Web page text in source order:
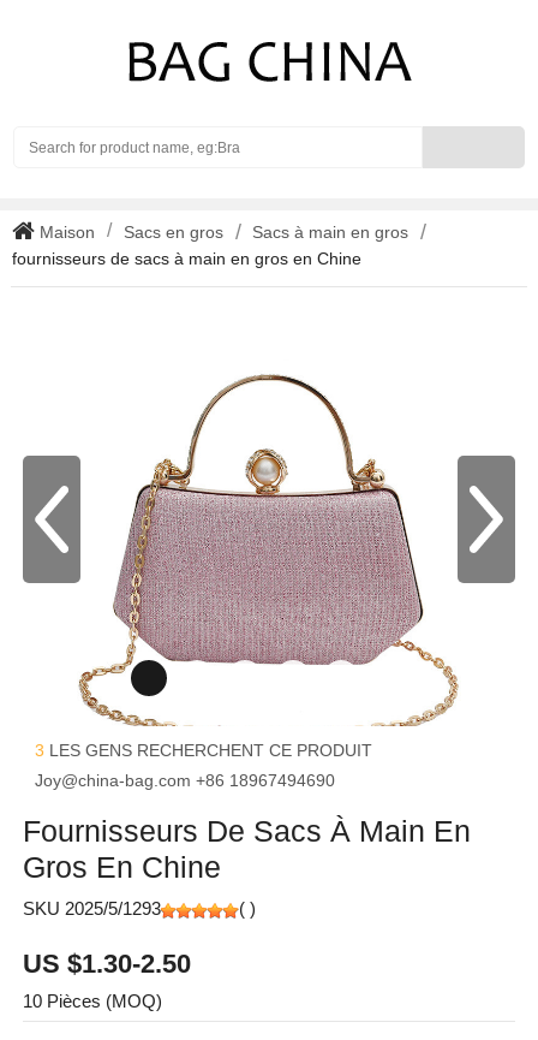
Maison Sacs en gros
Sacs à main en gros
fournisseurs de sacs à main en gros en Chine
3 LES GENS RECHERCHENT CE PRODUIT
Joy@china-bag.com +86 18967494690
Fournisseurs De Sacs À Main En
Gros En Chine
SKU 2025/5/1293 ( )
US $1.30-2.50
10 Pièces (MOQ)